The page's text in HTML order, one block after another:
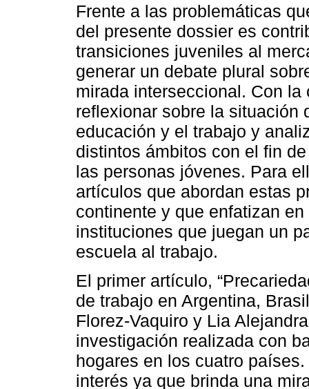
Frente a las problemáticas
del presente dossier es
transiciones juveniles al
generar un debate plural
mirada interseccional. Con
reflexionar sobre la situación
educación y el trabajo y
distintos ámbitos con el fin
las personas jóvenes. Para
artículos que abordan estas
continente y que enfatizan
instituciones que juegan un
escuela al trabajo.
El primer artículo,
de trabajo en Argentina,
Florez-Vaquiro y Lia
investigación realizada con
hogares en los cuatro
interés ya que brinda una